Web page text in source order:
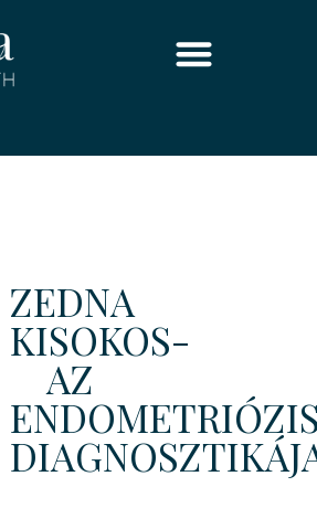
ZEDNA
KISOKOS-
AZ